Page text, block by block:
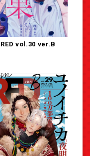
vol.30 ver.B